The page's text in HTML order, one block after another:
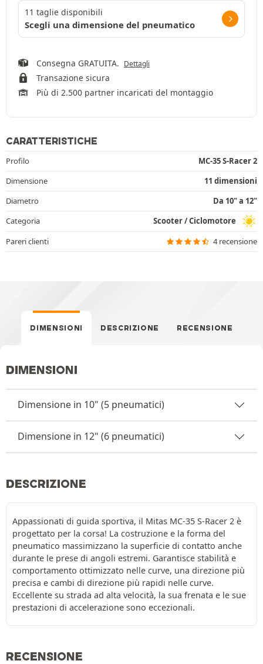
11 taglie disponibili
Scegli una dimensione del pneumatico
Consegna GRATUITA. Dettagli
Transazione sicura
Più di 2.500 partner incaricati del montaggio
CARATTERISTICHE
Profilo
MC-35 S-Racer 2
Dimensione
11 dimensioni
Diametro
Da 10" a 12"
Categoria
Scooter / Ciclomotore
Pareri clienti
4 recensione
DIMENSIONI DESCRIZIONE RECENSIONE
DIMENSIONI
Dimensione in 10" (5 pneumatici)
Dimensione in 12" (6 pneumatici)
DESCRIZIONE
Appassionati di guida sportiva, il Mitas MC-35 S-Racer 2 è
progettato per la corsa! La costruzione e la forma del
pneumatico massimizzano la superficie di contatto anche
durante le prese di angoli estremi. Garantisce stabilità e
comportamento ottimizzato nelle curve, una direzione più
precisa e cambi di direzione più rapidi nelle curve.
Eccellente su strada ad alta velocità, la sua frenata e le sue
prestazioni di accelerazione sono eccezionali.
RECENSIONE